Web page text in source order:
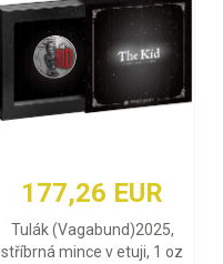
177,26 EUR
Tulák (Vagabund)2025,
stříbrná mince v etuji, 1 oz